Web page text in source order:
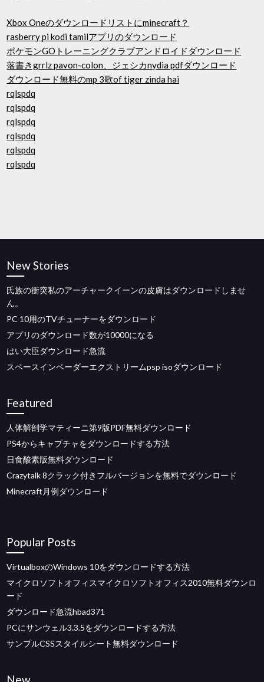
Xbox Oneのダウンロードリストにminecraft？
rasberry pi kodi tamilアプリのダウンロード
ポケモンGOトレーニングクラブアンドロイドダウンロード
落書きgrrlz pavon-colon、ジェシカnydia pdfダウンロード
ダウンロード無料のmp 3歌of tiger zinda hai
rqlspdq
rqlspdq
rqlspdq
rqlspdq
rqlspdq
rqlspdq
New Stories
氏族の衝突私のアーチャークイーンの皮膚はダウンロードしませ
ん。
PC 10用のTVチューナーをダウンロード
アプリのダウンロード数が10000になる
はい大臣ダウンロード急流
スペースインベーダーエクストリームpsp isoダウンロード
Featured
人体解剖学マティーニ第9版PDF無料ダウンロード
PS4からキャプチャをダウンロードする方法
日食酸素版無料ダウンロード
Crazytalk 8クラック付きフルバージョンを無料でダウンロード
Minecraft月例ダウンロード
Popular Posts
VirtualboxのWindows 10をダウンロードする方法
マイクロソフトオフィスマイクロソフトオフィス2010無料ダウンロ
ード
ダウンロード急流hbad371
PCにサンウェル3.3.5をダウンロードする方法
サンプルCSSスタイルシート無料ダウンロード